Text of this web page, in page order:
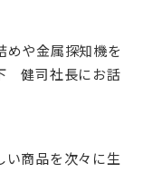
めや金属探知機を
健司社長にお話
い商品を次々に生